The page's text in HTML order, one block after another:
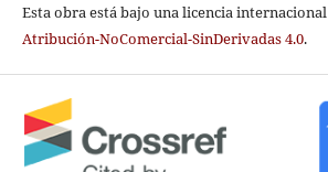
Esta obra está bajo una licencia internacional
Atribución-NoComercial-SinDerivadas 4.0.